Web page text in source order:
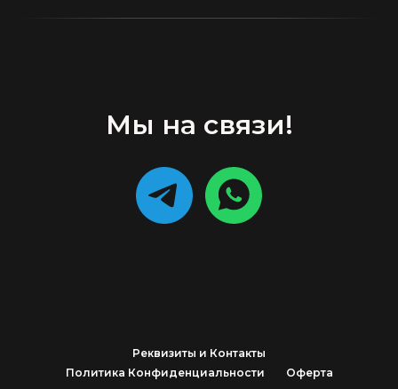
Мы на связи!
Реквизиты и Контакты
Политика Конфиденциальности
Оферта